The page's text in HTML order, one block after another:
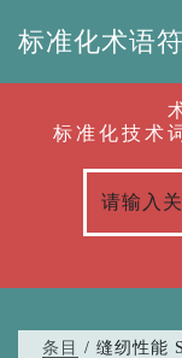
标准化技术
条目 / 缝纫性能